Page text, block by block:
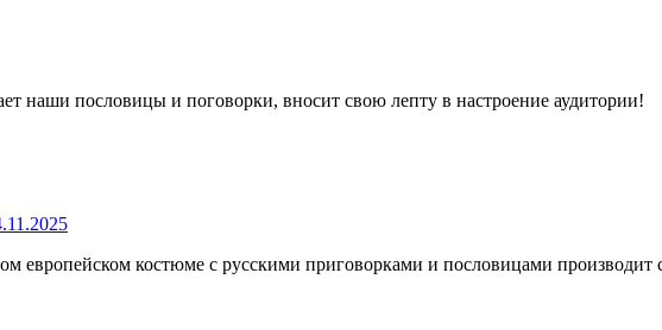
наши пословицы и поговорки, вносит свою лепту в настроение аудитории!
европейском костюме с русскими приговорками и пословицами производит